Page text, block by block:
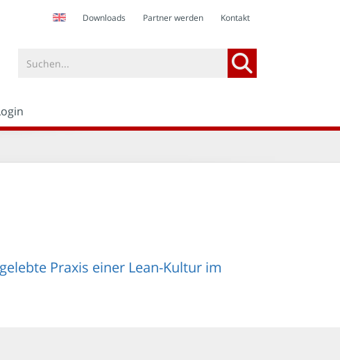
Downloads Partner werden Kontakt
Praxis einer Lean-Kultur im